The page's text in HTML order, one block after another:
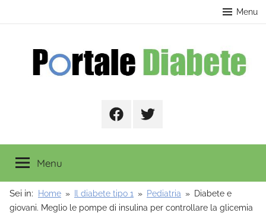
Menu
FacebookTwitter
Menu
Sei in: Home Il diabete tipo 1 Pediatria
Diabete e
giovani. Meglio le pompe di insulina per controllare la glicemia